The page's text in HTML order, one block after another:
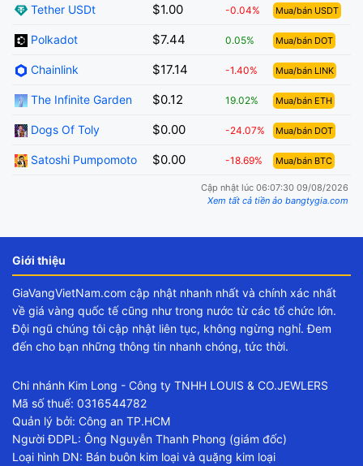
Tether USDt $1.00 -0.04% Mua/bán USDT
Polkadot $7.44 0.05% Mua/bán DOT
Chainlink $17.14 -1.40% Mua/bán LINK
The Infinite Garden $0.12 19.02% Mua/bán ETH
Dogs Of Toly $0.00 -24.07% Mua/bán DOT
Satoshi Pumpomoto $0.00 -18.69% Mua/bán BTC
Cập nhật lúc 06:07:30 09/08/2026
Xem tất cả tiền ảo bangtygia.com
Giới thiệu
GiaVangVietNam.com cập nhật nhanh nhất và chính xác nhất
về giá vàng quốc tế cũng như trong nước từ các tổ chức lớn.
Đội ngũ chúng tôi cập nhật liên tục, không ngừng nghỉ. Đem
đến cho bạn những thông tin nhanh chóng, tức thời.
Chi nhánh Kim Long - Công ty TNHH LOUIS & CO.JEWLERS
Mã số thuế: 0316544782
Quản lý bởi: Công an TP.HCM
Người ĐDPL: Ông Nguyễn Thanh Phong (giám đốc)
Loại hình DN: Bán buôn kim loại và quặng kim loại